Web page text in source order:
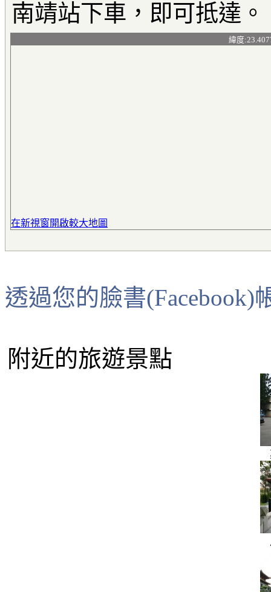
南靖站下車，即可抵達。
緯度
在新視窗開啟較大地圖
透過您的臉書
附近的旅遊景點